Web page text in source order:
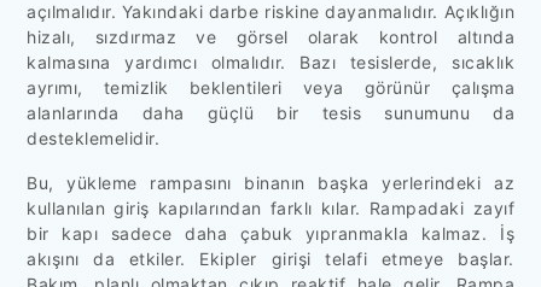
açılmalıdır. Yakındaki darbe riskine dayanmalıdır. Açıklığın
hizalı, sızdırmaz ve görsel olarak kontrol altında
kalmasına yardımcı olmalıdır. Bazı tesislerde, sıcaklık
ayrımı, temizlik beklentileri veya görünür çalışma
alanlarında daha güçlü bir tesis sunumunu da
desteklemelidir.
Bu, yükleme rampasını binanın başka yerlerindeki az
kullanılan giriş kapılarından farklı kılar. Rampadaki zayıf
bir kapı sadece daha çabuk yıpranmakla kalmaz. İş
akışını da etkiler. Ekipler girişi telafi etmeye başlar.